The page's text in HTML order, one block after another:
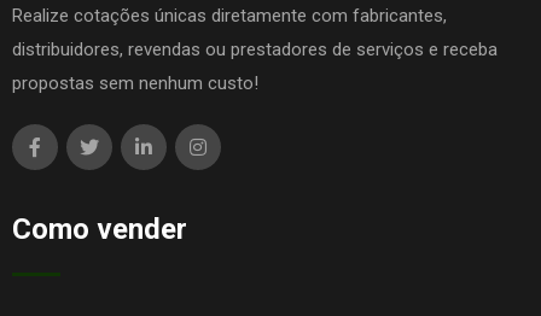
Realize cotações únicas diretamente com fabricantes,
distribuidores, revendas ou prestadores de serviços e receba
propostas sem nenhum custo!
Como vender